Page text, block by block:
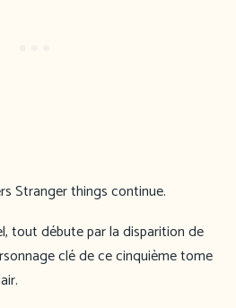
Stranger things continue.
tout débute par la disparition de
clé de ce cinquième tome